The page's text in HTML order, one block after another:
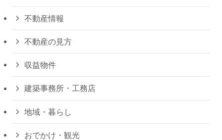
不動産情報
不動産の見方
収益物件
建築事務所・工務店
地域・暮らし
おでかけ・観光